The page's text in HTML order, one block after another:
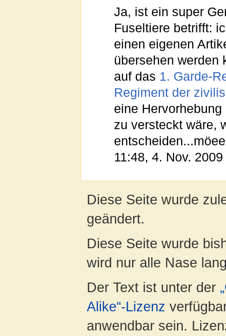
Ja, ist ein super
Fuseltiere betrifft:
einen eigenen
übersehen werden
auf das 1. Garde-
Regiment der
eine
zu versteckt wäre,
11:48, 4. Nov.
Diese Seite wurde
geändert.
Diese Seite wurde
wird nur alle Nase
Der Text ist unter der
Alike“-Lizenz
anwendbar sein.